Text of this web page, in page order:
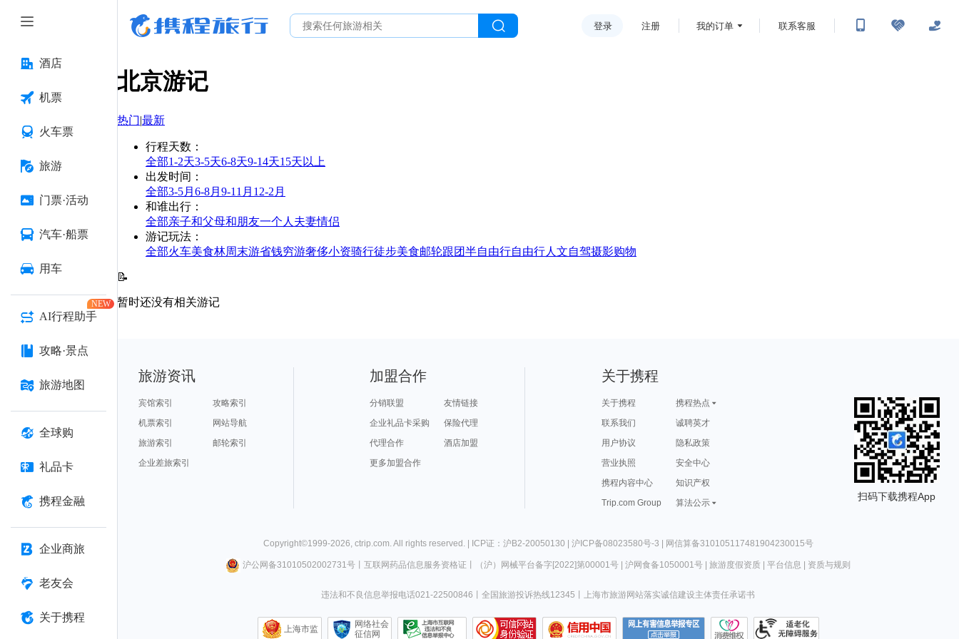
酒店
机票
火车票
旅游
门票·活动
汽车·船票
用车
AI行程助手
NEW
攻略·景点
旅游地图
全球购
礼品卡
携程金融
企业商旅
老友会
关于携程
登录 注册 我的订单 联系客服
北京游记
热门|最新
行程天数 ：
全部1-2天3-5天6-8天9-14天15天以上
出发时间 ：
全部3-5月 6-8月 9-11月 12-2月
和谁出行 ：
全部亲子和父母和朋友一个人 夫妻情侣
游记玩法 ：
全部火车美食林周末游省钱穷游奢侈小资骑行徒步美食邮轮跟团半自由行自由行人文自驾摄影购物
📝
暂时还没有相关游记
旅游资讯
宾馆索引
攻略索引
机票索引
网站导航
旅游索引
邮轮索引
企业差旅索引
加盟合作
分销联盟
友情链接
企业礼品卡采购
保险代理
代理合作
酒店加盟
更多加盟合作
关于携程
关于携程
携程热点
联系我们
诚聘英才
用户协议
隐私政策
营业执照
安全中心
携程内容中心
知识产权
Trip.com Group
算法公示
扫码下载携程App
Copyright©1999-2026, ctrip.com. All rights reserved. | ICP证：沪B2-20050130 | 沪ICP备08023580号-3 | 网信算备310105117481904230015号
沪公网备31010502002731号丨 互联网药品信息服务资格证 （沪）网械平台备字[2022]第00001号| 沪网食备1050001号| 旅游度假资质| 平台信息 资质与规则
违法和不良信息举报电话021-22500846 全国旅游投诉热线12345 上海市旅游网站落实诚信建设主体责任承诺书
上海市监
网络社会
征信网